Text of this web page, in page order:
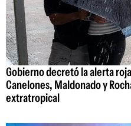
Gobierno decretó la alerta
Canelones, Maldonado y
extratropical